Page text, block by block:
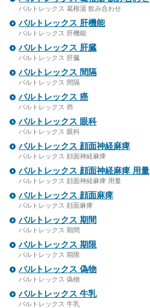
バルトレックス 葛根湯 飲み合わせ
バルトレックス 肝機能
バルトレックス 肝機能
バルトレックス 肝臓
バルトレックス 肝臓
バルトレックス 間隔
バルトレックス 間隔
バルトレックス 癌
バルトレックス 癌
バルトレックス 眼科
バルトレックス 眼科
バルトレックス 顔面神経麻痺
バルトレックス 顔面神経麻痺
バルトレックス 顔面神経麻痺 用量
バルトレックス 顔面神経麻痺 用量
バルトレックス 顔面麻痺
バルトレックス 顔面麻痺
バルトレックス 期間
バルトレックス 期間
バルトレックス 期限
バルトレックス 期限
バルトレックス 偽物
バルトレックス 偽物
バルトレックス 牛乳
バルトレックス 牛乳